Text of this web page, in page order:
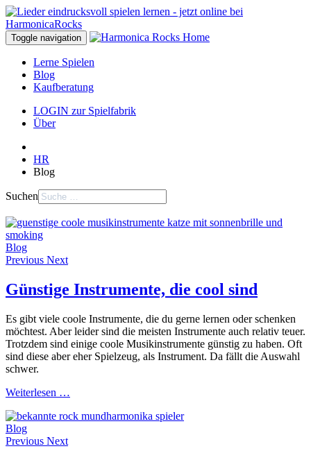
Toggle navigation
Lerne Spielen
Blog
Kaufberatung
LOGIN zur Spielfabrik
Über
HR
Blog
Suchen
Blog
Previous Next
Günstige Instrumente, die cool sind
Es gibt viele coole Instrumente, die du gerne lernen oder schenken
möchtest. Aber leider sind die meisten Instrumente auch relativ teuer.
Trotzdem sind einige coole Musikinstrumente günstig zu haben. Oft
sind diese aber eher Spielzeug, als Instrument. Da fällt die Auswahl
schwer.
Weiterlesen …
Blog
Previous Next